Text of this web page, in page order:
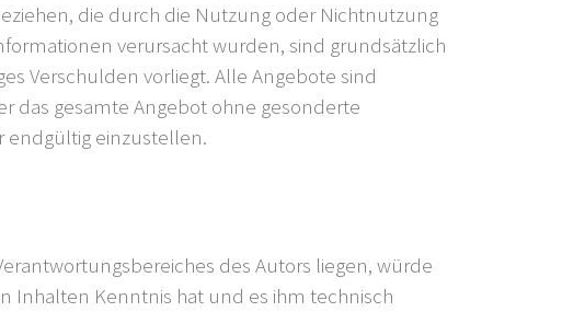
die durch die Nutzung oder Nichtnutzung
verursacht wurden, sind grundsätzlich
Verschulden vorliegt. Alle Angebote sind
das gesamte Angebot ohne gesonderte
endgültig einzustellen.
des Autors liegen, würde
Inhalten Kenntnis hat und es ihm technisch